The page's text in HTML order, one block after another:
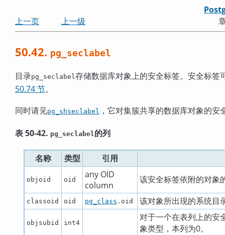
上一页
上一级
50.42. pg_seclabel
目录pg_seclabel 存储数据库对象上的安全标签。安全标签
50.74 节。
同时请见pg_shseclabel ，它对集簇共享的数据库对象的
表 50-42. pg_seclabel的列
名称 类型 引用
objoid oid
any OID
column
该安全标签依附的对象
classoid oid pg_class .oid 该对象所出现的系统目
objsubid int4
对于一个在表列上的安
象类型，本列为0。